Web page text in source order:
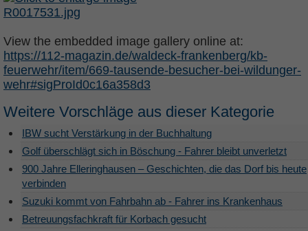
View the embedded image gallery online at:
https://112-magazin.de/waldeck-frankenberg/kb-
feuerwehr/item/669-tausende-besucher-bei-wildunger-
wehr#sigProId0c16a358d3
Weitere Vorschläge aus dieser Kategorie
IBW sucht Verstärkung in der Buchhaltung
Golf überschlägt sich in Böschung - Fahrer bleibt unverletzt
900 Jahre Elleringhausen – Geschichten, die das Dorf bis heute
verbinden
Suzuki kommt von Fahrbahn ab - Fahrer ins Krankenhaus
Betreuungsfachkraft für Korbach gesucht